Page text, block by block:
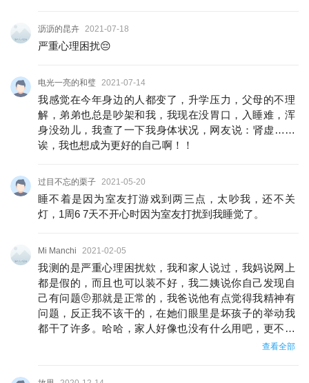
沥沥的昆卉 2021-07-18
严重心理困扰😔
电光一亮的和璧 2021-07-14
我感觉在今年身边的人都变了，升学压力，父母的不理
解，弟弟也总是吵架和我，我现在没胃口，入睡难，浑
身没劲儿，我查了一下我身体状况，网友说：肾虚……
诶，我也想成为更好的自己啊！！
过目不忘的栗子 2021-05-20
睡不着是因为室友打游戏到两三点，太吵我，还不关
灯，1周6 7天不开心时因为室友打扰到我睡觉了。
Mi Manchi 2021-02-05
我测的是严重心理困扰欸，我和家人说过，我妈说网上
都是假的，而且也可以装不好，我二姨说你自己发现自
己有问题🤨那就是正常的，我爸说他有点觉得我精神有
问题，反正我不该干的，在她们眼里是坏孩子的举动我
都干了许多。哈哈，家人好像也没有什么用吧，更不想
查看全部